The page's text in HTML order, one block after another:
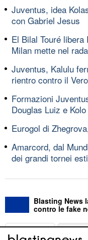
Juventus, idea
con Gabriel Jesus
El Bilal Touré
Milan mette nel
Juventus, Kalulu
rientro contro il
Formazioni
Douglas Luiz e
Eurogol di
Amarcord, dal
dei grandi tornei
Blasting News
contro le fake
ABOUT